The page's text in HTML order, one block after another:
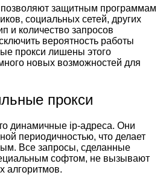
защитным программам
социальных сетей, других
и количество запросов
вероятность работы
прокси лишены этого
новых возможностей для
прокси
динамичные ip-адреса. Они
периодичностью, что делает
Все запросы, сделанные
софтом, не вызывают
алгоритмов.